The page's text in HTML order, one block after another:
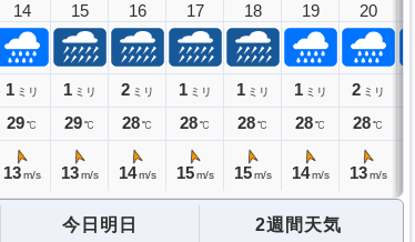
14
1 ミリ
29℃
13 m/s
15
1 ミリ
29℃
13 m/s
16
2 ミリ
28℃
14 m/s
17
1 ミリ
28℃
15 m/s
18
1 ミリ
28℃
15 m/s
19
1 ミリ
28℃
14 m/s
20
2 ミリ
28℃
13 m/s
今日明日 2週間天気